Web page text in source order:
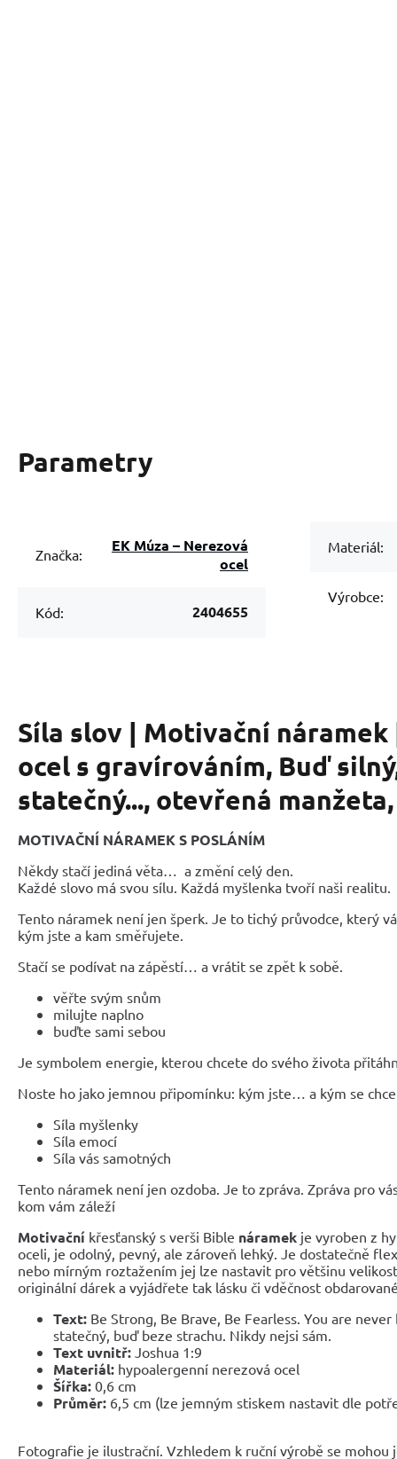
Parametry
Značka:
EK Múza – Nerezová
ocel
Kód: 2404655
Materiál:
Výrobce:
Síla slov | Motivační náramek
ocel s gravírováním, Buď
statečný..., otevřená
MOTIVAČNÍ NÁRAMEK S POSLÁNÍM
Někdy stačí jediná věta… a změní celý den.
Každé slovo má svou sílu. Každá myšlenka tvoří naši realitu.
Tento náramek není jen šperk. Je to tichý průvodce, který
kým jste a kam směřujete.
Stačí se podívat na zápěstí… a vrátit se zpět k sobě.
věřte svým snům
milujte naplno
buďte sami sebou
Je symbolem energie, kterou chcete do svého života
Noste ho jako jemnou připomínku: kým jste… a kým se
Síla myšlenky
Síla emocí
Síla vás samotných
Tento náramek není jen ozdoba. Je to zpráva. Zpráva pro
kom vám záleží
Motivační křesťanský s verši Bible náramek je vyroben z
oceli, je odolný, pevný, ale zároveň lehký. Je dostatečně
nebo mírným roztažením jej lze nastavit pro většinu
originální dárek a vyjádřete tak lásku či vděčnost
Text: Be Strong, Be Brave, Be Fearless. You are
statečný, buď beze strachu. Nikdy nejsi sám.
Text uvnitř: Joshua 1:9
Materiál: hypoalergenní nerezová ocel
Šířka: 0,6 cm
Průměr: 6,5 cm (lze jemným stiskem nastavit dle
Fotografie je ilustrační. Vzhledem k ruční výrobě se